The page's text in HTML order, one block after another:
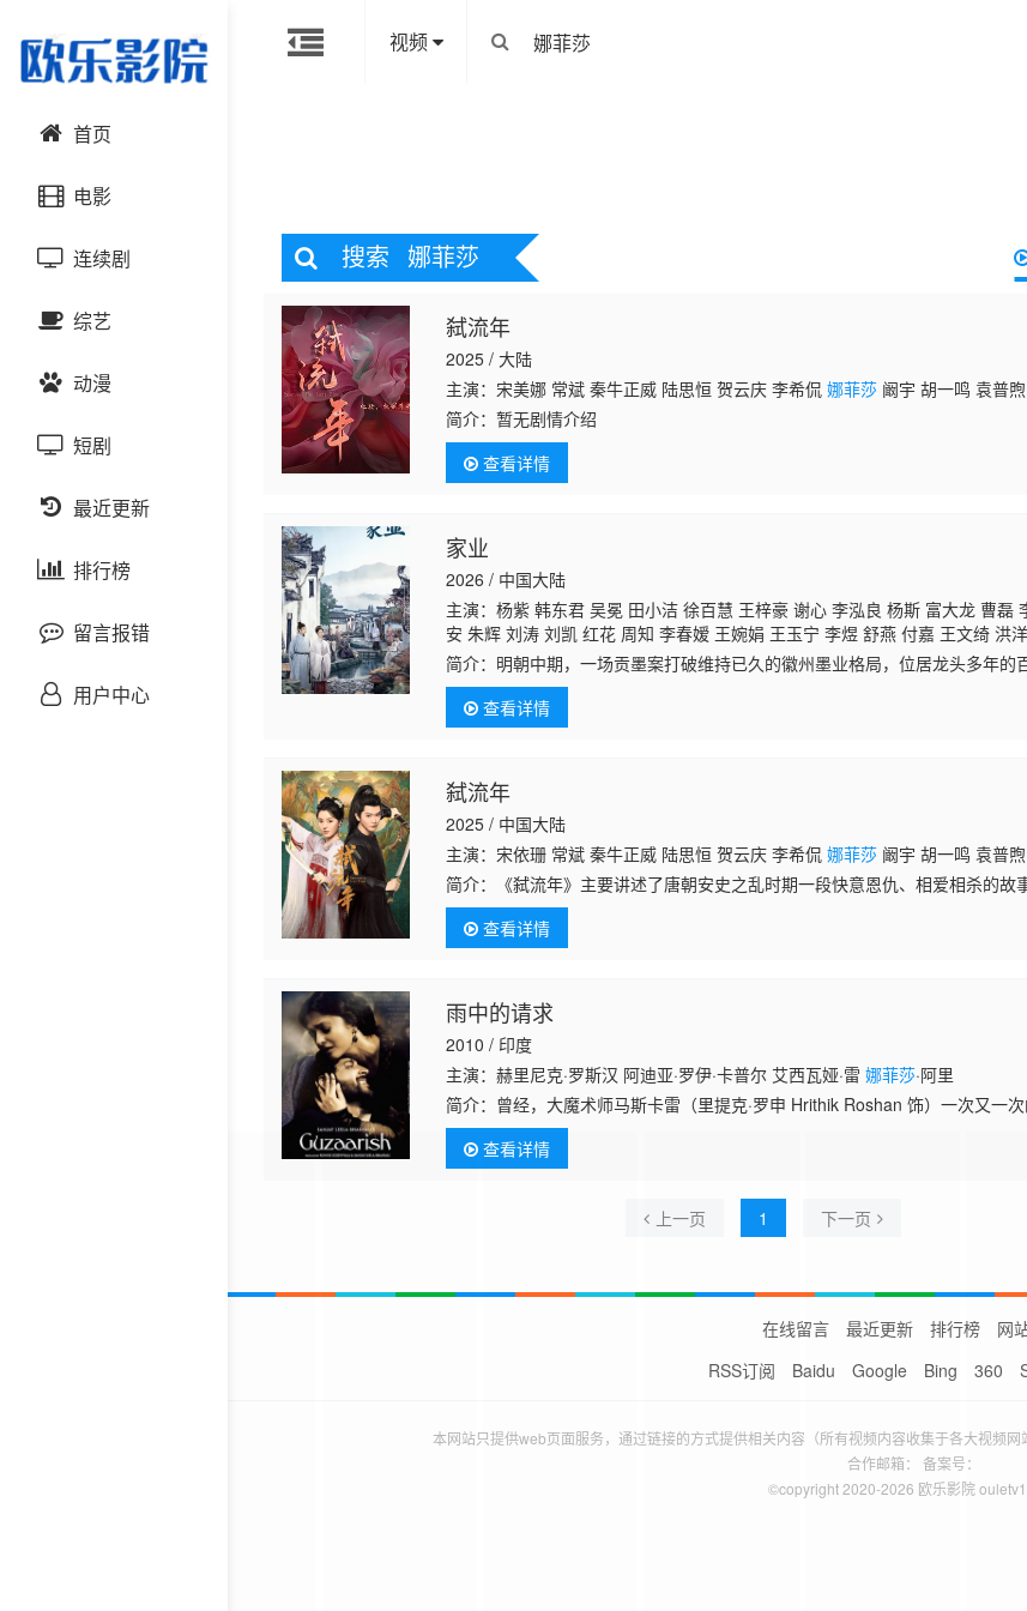
视频
首页
电影
动作片
喜剧片
爱情片
科幻片
恐怖片
剧情片
战争片
悬疑片
连续剧
国产剧
港台剧
日韩剧
欧美剧
泰国剧
综艺
大陆综艺
日韩综艺
港台综艺
欧美综艺
动漫
国产动漫
日韩动漫
欧美动漫
短剧
最近更新
排行榜
留言报错
用户中心
搜索 娜菲莎
弑流年
2025 / 大陆
主演：宋美娜 常斌 秦牛正威 陆思恒 贺云庆 李希侃娜菲莎 阚宇 胡一鸣 袁普
简介：暂无剧情介绍
查看详情
家业
2026 / 中国大陆
主演：杨紫 韩东君 吴冕 田小洁 徐百慧 王梓豪 谢心 李泓良 杨斯 富大龙 曹磊
安 朱辉 刘涛 刘凯 红花 周知 李春嫒 王婉娟 王玉宁 李煜 舒燕 付嘉 王文绮 洪
栋 刘恒甫 王学东 娜菲莎瞿楚原
简介： 明朝中期，一场贡墨案打破维持已久的徽州墨业格局，位居龙头多年的
墨八房被除族。时光流转，八房幺女李祯（杨紫 饰）为解决生计毅然走上制墨
沉寂已久的徽州墨业，
查看详情
弑流年
2025 / 中国大陆
主演：宋依珊 常斌 秦牛正威 陆思恒 贺云庆 李希侃娜菲莎 阚宇 胡一鸣 袁普
简介：
《弑流年》主要讲述了唐朝安史之乱时期一段快意恩仇、相爱相杀的故
的女子，一个为护天下隐藏真相的暗谍，恍然间成了敌人，复仇的火焰撕扯着
谱写出真爱的终局。
查看详情
雨中的请求
2010 / 印度
主演：赫里尼克·罗斯汉 阿迪亚·罗伊·卡普尔 艾西瓦娅·雷娜菲莎·阿里
简介： 曾经，大魔术师马斯卡雷（里提克·罗申 Hrithik Roshan 饰）一次又一
的表演震惊世人，不幸的是，一次表演中的失误让他不得不面临终身瘫痪的悲
西瓦娅·雷 Aishwarya Rai Bachchan 饰）的精心照料 下，马斯卡雷的“瘫痪生
时，只能躺在床上的他依然在努力用自己的智慧和语言为魔术事业做着贡献
卡雷发现自己的思维开始混沌，身体的各项技能都因为长时间的静卧而出现了
查看详情
上一页 1 下一页
在线留言 最近更新 排行榜
网
RSS订阅
Baidu Google Bing 360
本网站只提供web页面服务，通过链接的方式提供相关内容（所有视频内容收集于各大视频
合作邮箱： 备案号：
©copyright 2020-2026 欧乐影院